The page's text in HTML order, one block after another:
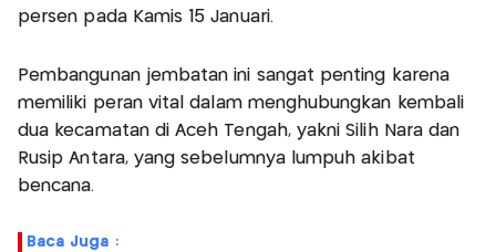
persen pada Kamis 15 Januari.
Pembangunan jembatan ini sangat penting karena
memiliki peran vital dalam menghubungkan kembali
dua kecamatan di Aceh Tengah, yakni Silih Nara dan
Rusip Antara, yang sebelumnya lumpuh akibat
bencana.
Baca Juga :